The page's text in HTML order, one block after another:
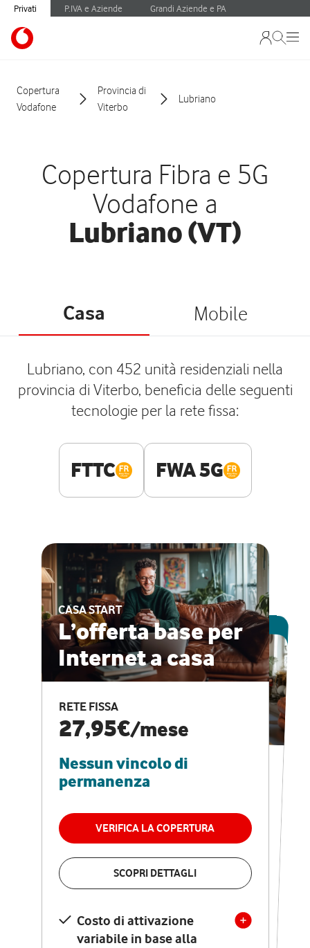
Privati P.IVA e Aziende Grandi Aziende e PA
Copertura
Vodafone
Provincia di
Viterbo
Lubriano
Copertura Fibra e 5G
Vodafone a
Lubriano (VT)
Casa Mobile
Lubriano, con 452 unità residenziali nella
provincia di Viterbo, beneficia delle seguenti
tecnologie per la rete fissa:
FTTC FWA 5G
CASA START
L’offerta base per
Internet a casa
RETE FISSA
27,95€/mese
Nessun vincolo di
permanenza
VERIFICA LA COPERTURA
SCOPRI DETTAGLI
Costo di attivazione
variabile in base alla
ESCLUSIVA ONLINE
CASA PRO
Internet veloce e
vantaggi speciali
RETE FISSA + VODAFONE CLUB
29,95€
permanenza
VERIFICA LA COPERTURA
Costo di attivazione
variabile in base alla